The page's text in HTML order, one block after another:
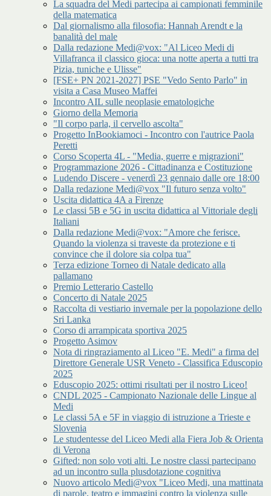
La squadra del Medi partecipa ai campionati femminile
della matematica
Dal giornalismo alla filosofia: Hannah Arendt e la
banalità del male
Dalla redazione Medi@vox: "Al Liceo Medi di
Villafranca il classico gioca: una notte aperta a tutti tra
Pizia, tuniche e Ulisse"
[FSE+ PN 2021-2027] PSE "Vedo Sento Parlo" in
visita a Casa Museo Maffei
Incontro AIL sulle neoplasie ematologiche
Giorno della Memoria
"Il corpo parla, il cervello ascolta"
Progetto InBookiamoci - Incontro con l'autrice Paola
Peretti
Corso Scoperta 4L - "Media, guerre e migrazioni"
Programmazione 2026 - Cittadinanza e Costituzione
Ludendo Discere - venerdì 23 gennaio dalle ore 18:00
Dalla redazione Medi@vox "Il futuro senza volto"
Uscita didattica 4A a Firenze
Le classi 5B e 5G in uscita didattica al Vittoriale degli
Italiani
Dalla redazione Medi@vox: "Amore che ferisce.
Quando la violenza si traveste da protezione e ti
convince che il dolore sia colpa tua"
Terza edizione Torneo di Natale dedicato alla
pallamano
Premio Letterario Castello
Concerto di Natale 2025
Raccolta di vestiario invernale per la popolazione dello
Sri Lanka
Corso di arrampicata sportiva 2025
Progetto Asimov
Nota di ringraziamento al Liceo "E. Medi" a firma del
Direttore Generale USR Veneto - Classifica Eduscopio
2025
Eduscopio 2025: ottimi risultati per il nostro Liceo!
CNDL 2025 - Campionato Nazionale delle Lingue al
Medi
Le classi 5A e 5F in viaggio di istruzione a Trieste e
Slovenia
Le studentesse del Liceo Medi alla Fiera Job & Orienta
di Verona
Gifted: non solo voti alti. Le nostre classi partecipano
ad un incontro sulla plusdotazione cognitiva
Nuovo articolo Medi@vox "Liceo Medi, una mattinata
di parole, teatro e immagini contro la violenza sulle